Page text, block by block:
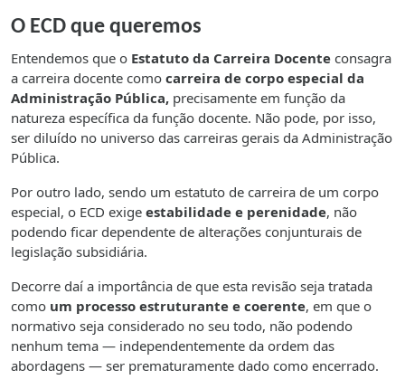
O ECD que queremos
Entendemos que o Estatuto da Carreira Docente consagra
a carreira docente como carreira de corpo especial da
Administração Pública, precisamente em função da
natureza específica da função docente. Não pode, por isso,
ser diluído no universo das carreiras gerais da Administração
Pública.
Por outro lado, sendo um estatuto de carreira de um corpo
especial, o ECD exige estabilidade e perenidade, não
podendo ficar dependente de alterações conjunturais de
legislação subsidiária.
Decorre daí a importância de que esta revisão seja tratada
como um processo estruturante e coerente, em que o
normativo seja considerado no seu todo, não podendo
nenhum tema — independentemente da ordem das
abordagens — ser prematuramente dado como encerrado.